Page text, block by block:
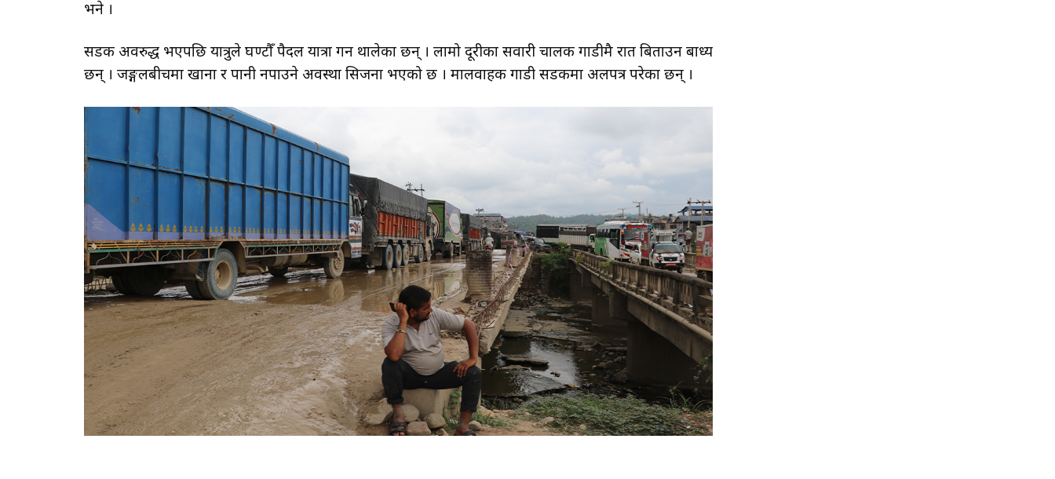
भने ।
सडक अवरुद्ध भएपछि यात्रुले घण्टौँ पैदल यात्रा गर्न थालेका छन् । लामो दूरीका सवारी चालक गाडीमै रात बिताउन बाध्य
छन् । जङ्गलबीचमा खाना र पानी नपाउने अवस्था सिर्जना भएको छ । मालवाहक गाडी सडकमा अलपत्र परेका छन् ।